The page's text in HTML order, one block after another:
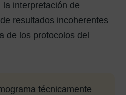
interpretación de
resultados incoherentes
de los protocolos del
técnicamente